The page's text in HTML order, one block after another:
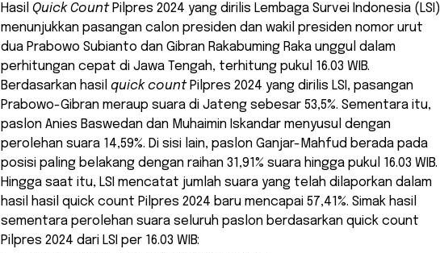
Hasil Quick CountPilpres 2024 yang dirilis Lembaga Survei Indonesia (LSI)
menunjukkan pasangan calon presiden dan wakil presiden nomor urut
dua Prabowo Subianto dan Gibran Rakabuming Raka unggul dalam
perhitungan cepat di Jawa Tengah, terhitung pukul 16.03 WIB.
Berdasarkan hasil quick countPilpres 2024 yang dirilis LSI, pasangan
Prabowo-Gibran meraup suara di Jateng sebesar 53,5%. Sementara itu,
paslon Anies Baswedan dan Muhaimin Iskandar menyusul dengan
perolehan suara 14,59%. Di sisi lain, paslon Ganjar-Mahfud berada pada
posisi paling belakang dengan raihan 31,91% suara hingga pukul 16.03 WIB.
Hingga saat itu, LSI mencatat jumlah suara yang telah dilaporkan dalam
hasil hasil quick count Pilpres 2024 baru mencapai 57,41%. Simak hasil
sementara perolehan suara seluruh paslon berdasarkan quick count
Pilpres 2024 dari LSI per 16.03 WIB: